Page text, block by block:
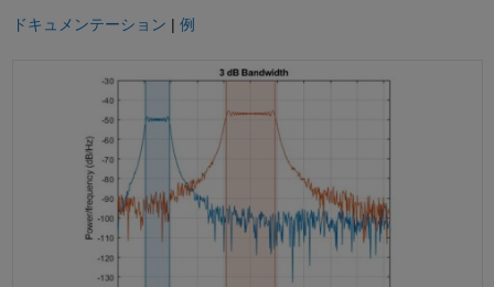
ドキュメンテーション | 例